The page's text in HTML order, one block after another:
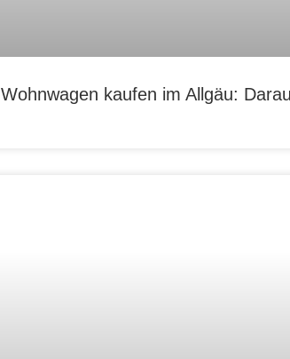
Wohnwagen kaufen im Allgäu: